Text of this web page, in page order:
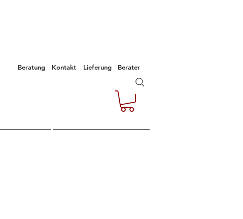
Beratung Kontakt Lieferung Berater